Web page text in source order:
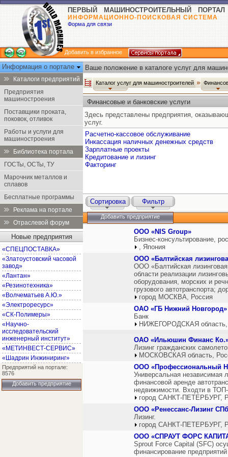
ПЕРВЫЙ МАШИНОСТРОИТЕЛЬНЫЙ ПОРТАЛ
ИНФОРМАЦИОННО-ПОИСКОВАЯ СИСТЕМА
Форма для связи
Добавить в избранное
Информация о портале
Каталоги предприятий
Предприятия
машиностроения
Поставщики проката,
поковок, отливок
Работы и услуги для
машиностроения
Библиотека портала
ГОСТы, ОСТы, ТУ
Марочник металлов и
сплавов
Бесплатные программы
Реклама на портале
Отраслевой форум
Новые предприятия
«СПЕЦПОСТАВКА»
«Златоустовский часовой
завод»
«Лантан»
«Резинотехника»
«Волчематьев А.Ю.»
«Электроресурс»
«СК-Полимеры»
«Научно-
исследовательский
инженерный институт»
«МЕТИНВЕСТ-СЕРВИС»
«Шадрин Инжиниринг»
Предприятий на портале:
8576
Добавить предприятие
Ваше положение в каталоге услуг для
Каталог услуг для машиностроителей
Финансовые и банковские услуги
Здесь представлены предприятия,
услуг.
Расчетно-кассовое обслуживание
Инкассация наличных денежных средств
Зарплатные проекты
Кредитование и лизинг
Факторинг
Сортировка Фильтр
Добавить предприятие
ООО «NIS Group»
Бизнес-консультирование,
, Япония
ООО «Балтийская
ООО «Балтийская
области реализации
оборудования, морских и
грузового автотранспорта;
город МОСКВА, Россия
ОАО «ГБ Нижний Новгород»
Банк
НИЖЕГОРОДСКАЯ область,
ОАО «Ильюшин Финанс
Лизинг гражданских
МОСКОВСКАЯ область,
ООО «Профессиональный
Универсальная независимая
финансовой аренде
недвижимости. Входти в
город САНКТ-ПЕТЕРБУРГ,
ООО «Ренессанс-Лизинг
Лизинг.
город САНКТ-ПЕТЕРБУРГ,
ООО «СПРАУТ ФОРС
Sprout Force Capital (SFC)
финансирование